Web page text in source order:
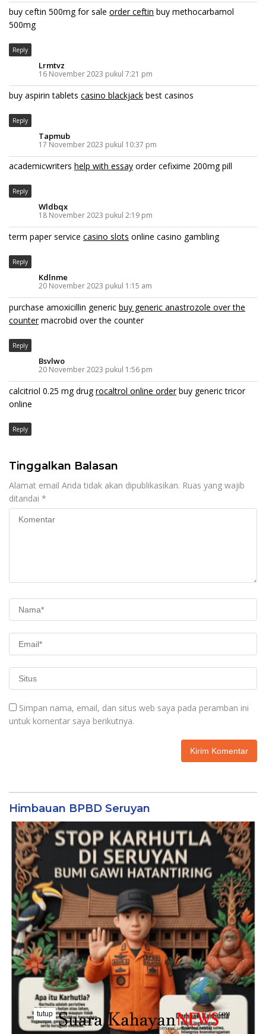
buy ceftin 500mg for sale order ceftin buy methocarbamol
500mg
Reply
Lrmtvz
16 November 2023 pukul 7:21 pm
buy aspirin tablets casino blackjack best casinos
Reply
Tapmub
17 November 2023 pukul 10:37 pm
academicwriters help with essay order cefixime 200mg pill
Reply
Wldbqx
18 November 2023 pukul 2:19 pm
term paper service casino slots online casino gambling
Reply
Kdlnme
20 November 2023 pukul 1:15 am
purchase amoxicillin generic buy generic anastrozole over the
countermacrobid over the counter
Reply
Bsvlwo
20 November 2023 pukul 1:56 pm
calcitriol 0.25 mg drugrocaltrol online orderbuy generic tricor
online
Reply
Tinggalkan Balasan
Alamat email Anda tidak akan dipublikasikan. Ruas yang wajib
ditandai *
Simpan nama, email, dan situs web saya pada peramban ini
untuk komentar saya berikutnya.
Himbauan BPBD Seruyan
tutup
..........